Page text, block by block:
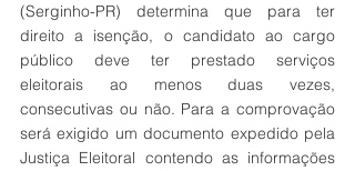
(Serginho-PR) determina que para ter
direito a isenção, o candidato ao cargo
público deve ter prestado serviços
eleitorais ao menos duas vezes,
consecutivas ou não. Para a comprovação
será exigido um documento expedido pela
Justiça Eleitoral contendo as informações